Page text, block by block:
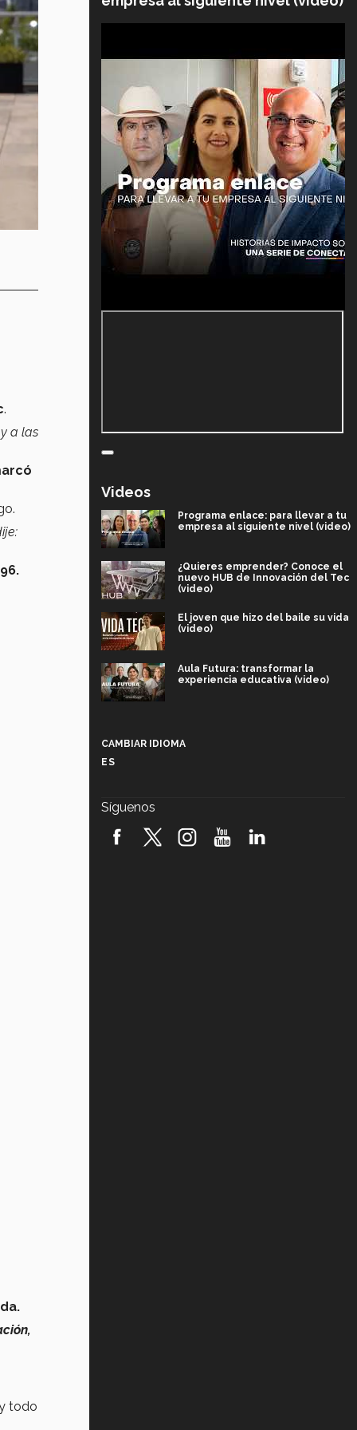
.
a las
todo
Videos
Programa enlace: para llevar a tu
empresa al siguiente nivel (video)
¿Quieres emprender? Conoce el
nuevo HUB de Innovación del Tec
(video)
El joven que hizo del baile su vida
(video)
Aula Futura: transformar la
experiencia educativa (video)
robótica FIRST 2026! (video)
CAMBIAR IDIOMA
ES
Síguenos